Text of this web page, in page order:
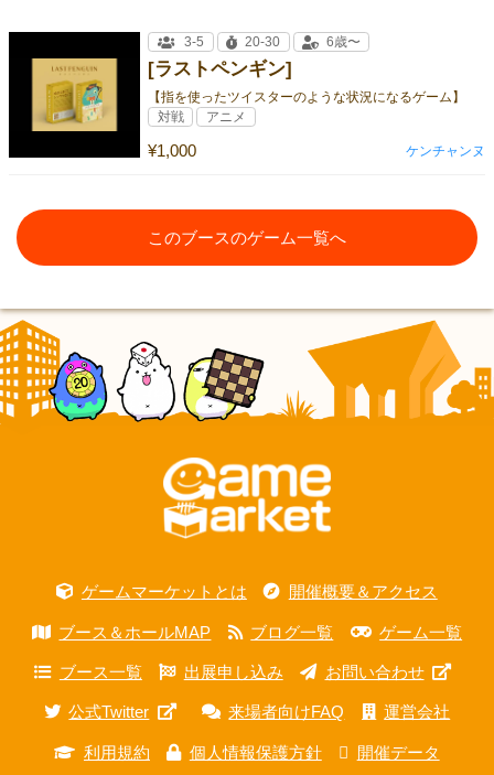
[ラストペンギン]
【指を使ったツイスターのような状況になるゲーム】
¥1,000
3-5 20-30 6歳〜
対戦 アニメ
ケンチャンヌ
このブースのゲーム一覧へ
ゲームマーケットとは 開催概要＆アクセス
ブース＆ホールMAP ブログ一覧 ゲーム一覧
ブース一覧 出展申し込み お問い合わせ
公式Twitter 来場者向けFAQ 運営会社
利用規約 個人情報保護方針 開催データ